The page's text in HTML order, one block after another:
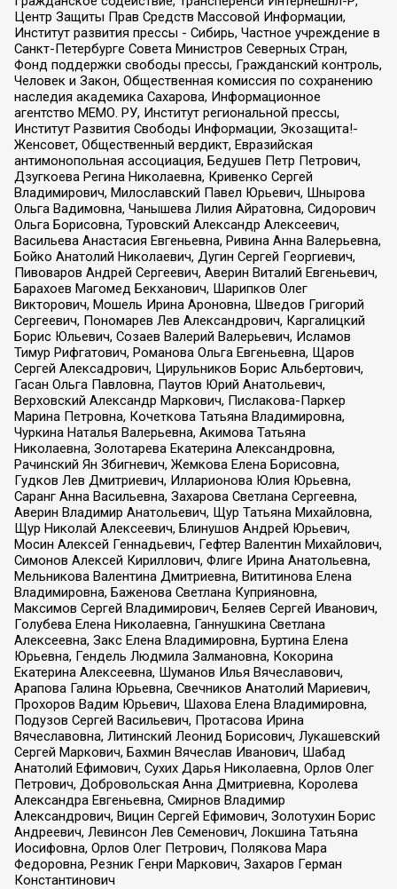
Центр Защиты Прав Средств Массовой Информации,
Институт развития прессы - Сибирь, Частное учреждение в
Санкт-Петербурге Совета Министров Северных Стран,
Фонд поддержки свободы прессы, Гражданский контроль,
Человек и Закон, Общественная комиссия по сохранению
наследия академика Сахарова, Информационное
агентство МЕМО. РУ, Институт региональной прессы,
Институт Развития Свободы Информации, Экозащита!-
Женсовет, Общественный вердикт, Евразийская
антимонопольная ассоциация, Бедушев Петр Петрович,
Дзугкоева Регина Николаевна, Кривенко Сергей
Владимирович, Милославский Павел Юрьевич, Шнырова
Ольга Вадимовна, Чанышева Лилия Айратовна, Сидорович
Ольга Борисовна, Туровский Александр Алексеевич,
Васильева Анастасия Евгеньевна, Ривина Анна Валерьевна,
Бойко Анатолий Николаевич, Дугин Сергей Георгиевич,
Пивоваров Андрей Сергеевич, Аверин Виталий Евгеньевич,
Барахоев Магомед Бекханович, Шарипков Олег
Викторович, Мошель Ирина Ароновна, Шведов Григорий
Сергеевич, Пономарев Лев Александрович, Каргалицкий
Борис Юльевич, Созаев Валерий Валерьевич, Исламов
Тимур Рифгатович, Романова Ольга Евгеньевна, Щаров
Сергей Алексадрович, Цирульников Борис Альбертович,
Гасан Ольга Павловна, Паутов Юрий Анатольевич,
Верховский Александр Маркович, Пислакова-Паркер
Марина Петровна, Кочеткова Татьяна Владимировна,
Чуркина Наталья Валерьевна, Акимова Татьяна
Николаевна, Золотарева Екатерина Александровна,
Рачинский Ян Збигневич, Жемкова Елена Борисовна,
Гудков Лев Дмитриевич, Илларионова Юлия Юрьевна,
Саранг Анна Васильевна, Захарова Светлана Сергеевна,
Аверин Владимир Анатольевич, Щур Татьяна Михайловна,
Щур Николай Алексеевич, Блинушов Андрей Юрьевич,
Мосин Алексей Геннадьевич, Гефтер Валентин Михайлович,
Симонов Алексей Кириллович, Флиге Ирина Анатольевна,
Мельникова Валентина Дмитриевна, Вититинова Елена
Владимировна, Баженова Светлана Куприяновна,
Максимов Сергей Владимирович, Беляев Сергей Иванович,
Голубева Елена Николаевна, Ганнушкина Светлана
Алексеевна, Закс Елена Владимировна, Буртина Елена
Юрьевна, Гендель Людмила Залмановна, Кокорина
Екатерина Алексеевна, Шуманов Илья Вячеславович,
Арапова Галина Юрьевна, Свечников Анатолий Мариевич,
Прохоров Вадим Юрьевич, Шахова Елена Владимировна,
Подузов Сергей Васильевич, Протасова Ирина
Вячеславовна, Литинский Леонид Борисович, Лукашевский
Сергей Маркович, Бахмин Вячеслав Иванович, Шабад
Анатолий Ефимович, Сухих Дарья Николаевна, Орлов Олег
Петрович, Добровольская Анна Дмитриевна, Королева
Александра Евгеньевна, Смирнов Владимир
Александрович, Вицин Сергей Ефимович, Золотухин Борис
Андреевич, Левинсон Лев Семенович, Локшина Татьяна
Иосифовна, Орлов Олег Петрович, Полякова Мара
Федоровна, Резник Генри Маркович, Захаров Герман
Константинович